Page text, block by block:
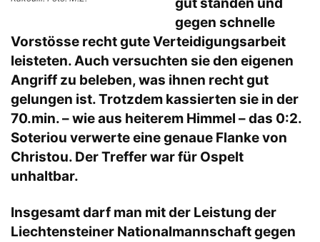
gegen schnelle
Vorstösse recht gute Verteidigungsarbeit
leisteten. Auch versuchten sie den eigenen
Angriff zu beleben, was ihnen recht gut
gelungen ist. Trotzdem kassierten sie in der
70.min. – wie aus heiterem Himmel – das 0:2.
Soteriou verwerte eine genaue Flanke von
Christou. Der Treffer war für Ospelt
unhaltbar.
Insgesamt darf man mit der Leistung der
Liechtensteiner Nationalmannschaft gegen